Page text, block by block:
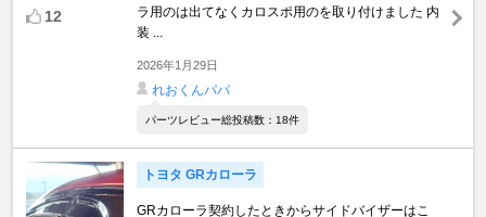
12
ラ用のは出てなくカロスポ用のを取り付けました 内
装 ...
2026年1月29日
れおくんパパ
パーツレビュー総投稿数：18件
トヨタ GRカローラ
GRカローラ契約したときからサイドバイザーはこ